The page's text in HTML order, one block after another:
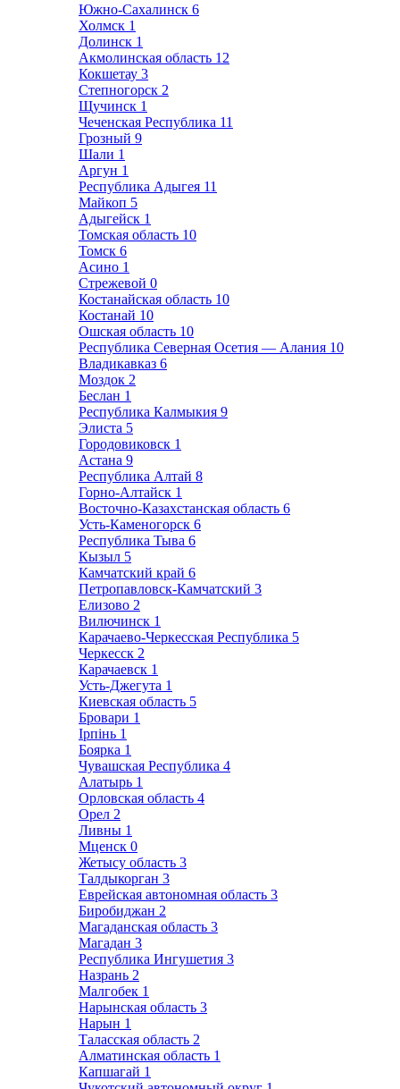
Южно-Сахалинск 6
Холмск 1
Долинск 1
Акмолинская область 12
Кокшетау 3
Степногорск 2
Щучинск 1
Чеченская Республика 11
Грозный 9
Шали 1
Аргун 1
Республика Адыгея 11
Майкоп 5
Адыгейск 1
Томская область 10
Томск 6
Асино 1
Стрежевой 0
Костанайская область 10
Костанай 10
Ошская область 10
Республика Северная Осетия — Алания 10
Владикавказ 6
Моздок 2
Беслан 1
Республика Калмыкия 9
Элиста 5
Городовиковск 1
Астана 9
Республика Алтай 8
Горно-Алтайск 1
Восточно-Казахстанская область 6
Усть-Каменогорск 6
Республика Тыва 6
Кызыл 5
Камчатский край 6
Петропавловск-Камчатский 3
Елизово 2
Вилючинск 1
Карачаево-Черкесская Республика 5
Черкесск 2
Карачаевск 1
Усть-Джегута 1
Киевская область 5
Бровари 1
Ірпінь 1
Боярка 1
Чувашская Республика 4
Алатырь 1
Орловская область 4
Орел 2
Ливны 1
Мценск 0
Жетысу область 3
Талдыкорган 3
Еврейская автономная область 3
Биробиджан 2
Магаданская область 3
Магадан 3
Республика Ингушетия 3
Назрань 2
Малгобек 1
Нарынская область 3
Нарын 1
Таласская область 2
Алматинская область 1
Капшагай 1